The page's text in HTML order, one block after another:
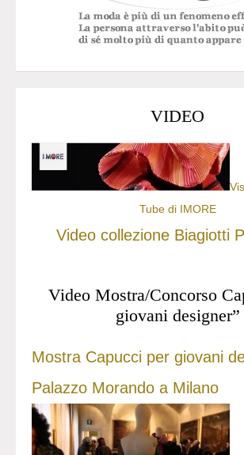
VIDEO
Tube di IMORE
Video collezione Biagiotti
Video Mostra/Concorso
giovani designer”
Mostra Capucci per giovani
Palazzo Morando a Milano